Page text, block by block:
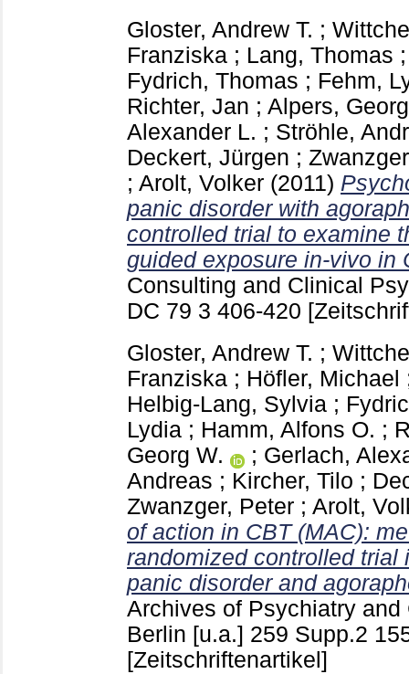
Gloster, Andrew T. ;
Franziska ; Lang, Thomas
Fydrich, Thomas ; Fehm,
Richter, Jan ; Alpers,
Alexander L. ; Ströhle,
Deckert, Jürgen ;
; Arolt, Volker (2011)
panic disorder with
controlled trial to examine
guided exposure in-vivo in
Consulting and Clinical
DC 79 3 406-420
Gloster, Andrew T. ;
Franziska ; Höfler, Michael
Helbig-Lang, Sylvia ;
Lydia ; Hamm, Alfons O. ;
Georg W.
; Gerlach,
Andreas ; Kircher, Tilo ;
Zwanzger, Peter ; Arolt,
of action in CBT (MAC):
randomized controlled trial
panic disorder and
Archives of Psychiatry
Berlin [u.a.] 259 Supp.2
[Zeitschriftenartikel]